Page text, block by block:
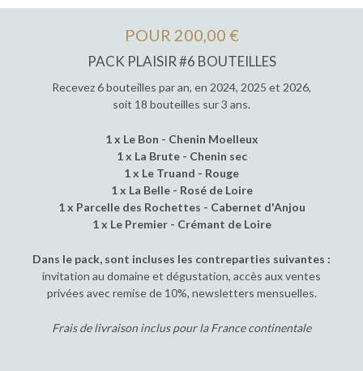
POUR 200,00 €
PACK PLAISIR #6 BOUTEILLES
Recevez 6 bouteilles par an, en 2024, 2025 et 2026,
soit 18 bouteilles sur 3 ans.
1 x Le Bon - Chenin Moelleux
1 x La Brute - Chenin sec
1 x Le Truand - Rouge
1 x La Belle - Rosé de Loire
1 x Parcelle des Rochettes - Cabernet d'Anjou
1 x Le Premier - Crémant de Loire
Dans le pack, sont incluses les contreparties suivantes :
invitation au domaine et dégustation, accès aux ventes
privées avec remise de 10%, newsletters mensuelles.
Frais de livraison inclus pour la France continentale